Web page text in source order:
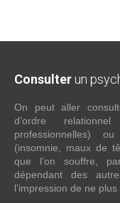
Consulter un
On peut aller
d’ordre
professionnelles)
(insomnie, maux de
que l’on souffre,
dépendant des
l’impression de ne